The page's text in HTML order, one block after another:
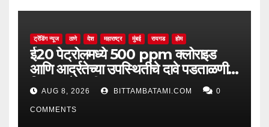
ट्रेंडिंग न्यूज ठाणे देश महाराष्ट्र मुंबई रायगड होम
ई20 पेट्रोलमध्ये 500 ppm क्लोराइड
आणि आर्द्रतेच्या उपस्थितीचे दावे पडताळणीत
सिद्ध झाले नाहीत
AUG 8, 2026 BITTAMBATAMI.COM 0
COMMENTS